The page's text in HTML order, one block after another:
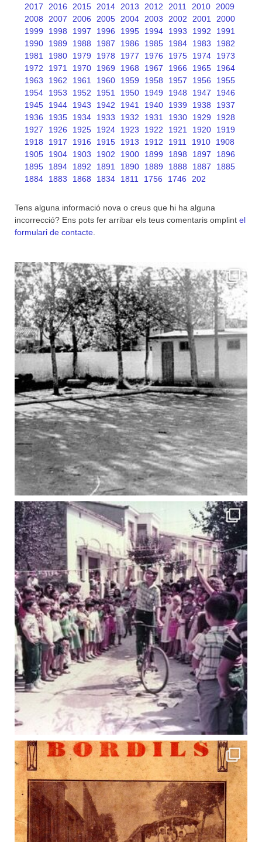
2017
2016 2015 2014 2013 2012 2011 2010 2009
2008
2007 2006 2005 2004 2003 2002 2001
2000
1999
1998 1997 1996 1995 1994 1993 1992
1991
1990
1989 1988 1987 1986 1985 1984 1983
1982
1981
1980 1979 1978 1977 1976 1975 1974
1973
1972
1971 1970 1969 1968 1967 1966 1965
1964
1963
1962 1961 1960 1959 1958 1957 1956
1955
1954
1953 1952 1951 1950 1949 1948 1947
1946
1945
1944 1943 1942 1941 1940 1939 1938
1937
1936
1935 1934 1933 1932 1931 1930 1929
1928
1927
1926 1925 1924 1923 1922 1921 1920
1919
1918
1917 1916 1915 1913 1912 1911 1910
1908
1905
1904 1903 1902 1900 1899 1898 1897
1896
1895
1894 1892 1891 1890 1889 1888 1887
1885
1884
1883 1868 1834 1811 1756 1746 202
Tens alguna informació nova o creus que hi ha alguna
incorrecció? Ens pots fer arribar els teus comentaris omplint el
formulari de contacte.